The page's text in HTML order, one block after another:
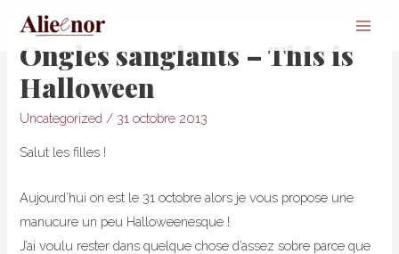
Ongles sanglants – This is
Halloween
Uncategorized / 31 octobre 2013
Salut les filles !
Aujourd’hui on est le 31 octobre alors je vous propose une
manucure un peu Halloweenesque !
J’ai voulu rester dans quelque chose d’assez sobre parce que